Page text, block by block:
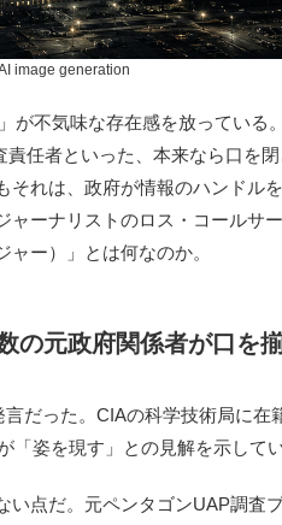
image generation
が不気味な存在感を放っている
責任者といった、本来なら口を
それは、政府が情報のハンドル
ーナリストのロス・コールサ
ー）」とは何なのか。
の元政府関係者が口を
だった。CIAの科学技術局に在
姿を現す」との見解を示してい
点だ。元ペンタゴンUAP調査